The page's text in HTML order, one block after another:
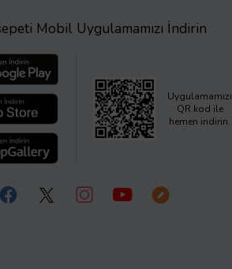
Mobil Uygulamamızı İndirin
Uygulamamızı
QR kod ile
hemen indirin.